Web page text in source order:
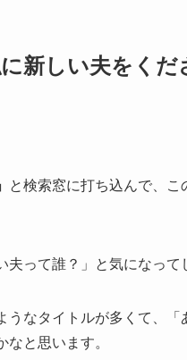
新しい夫をくだ
と検索窓に打ち込んで、
って誰？」と気になって
うなタイトルが多くて、
と思います。